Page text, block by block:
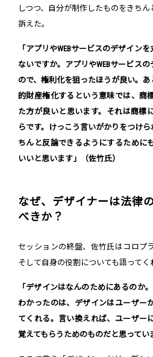
しつつ、自分が制作したものをきち
訴えた。
「アプリやWEBサービスのデザイン
ないですか。アプリやWEBサービス
ので、権利化を狙ったほうが良い。
的財産権化するという意味では、商
た方が良いと思います。それは商標
らです。けっこう言いがかりをつけ
ちんと反論できるようにするために
いいと思います」（佐竹氏）
なぜ、デザイナーは法律
べきか？
セッションの終盤、佐竹氏はコロプ
そして自身の役割についても語ってく
「デザインはなんのためにあるのか
わかったのは、デザインはユーザー
てくれる。言い換えれば、ユーザー
覚えてもらうためのものだと思ってい